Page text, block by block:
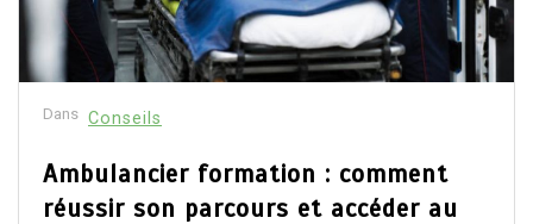
Dans Conseils
Ambulancier formation : comment
réussir son parcours et accéder au